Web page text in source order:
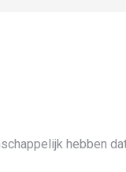
hebben